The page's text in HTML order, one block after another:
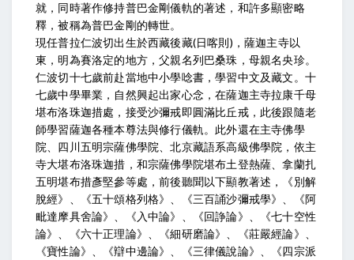
就，同時著作修持普巴金剛儀軌的著述，和許多顯密略
釋，被稱為普巴金剛的轉世。
現任普拉仁波切出生於西藏後藏(日喀則)，薩迦主寺以
東，明為賽洛定的地方，父親名列巴桑珠，母親名央珍。
仁波切十七歲前赴當地中小學唸書，學習中文及藏文。十
七歲中學畢業，自然興起出家心念，在薩迦主寺拉康千母
堪布洛珠迦措處，接受沙彌戒即圓滿比丘戒，此後跟隨老
師學習薩迦各種本尊法與修行儀軌。此外還在主寺佛學
院、四川五明宗薩佛學院、北京藏語系高級佛學院，依主
寺大堪布洛珠迦措，和宗薩佛學院堪布土登熱薩、拿蘭扎
五明堪布措彥堅參等處，前後聽聞以下顯教著述，《別解
脫經》、《五十頌格列格》、《三百誦沙彌戒學》、《阿
毗達摩具舍論》、《入中論》、《回諍論》、《七十空性
論》、《六十正理論》、《細研磨論》、《莊嚴經論》、
《寶性論》、《辯中邊論》、《三律儀說論》、《四宗派